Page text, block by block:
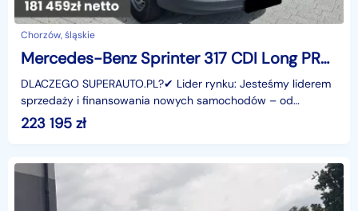
Chorzów, śląskie
Mercedes-Benz Sprinter 317 CDI Long PRO 317 CDI Long PRO 1.9 170KM
DLACZEGO SUPERAUTO.PL?✔ Lider rynku: Jesteśmy liderem
sprzedaży i finansowania nowych samochodów – od
osobowych, przez dostawcze, po segment premium.✔
Zaufanie
223 195 zł